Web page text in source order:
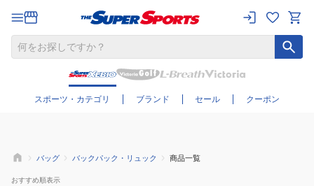
スポーツ・カテゴリ ブランド セール クーポン
さらに絞り込む
バッグ バックパック・リュック 商品一覧
おすすめ順表示